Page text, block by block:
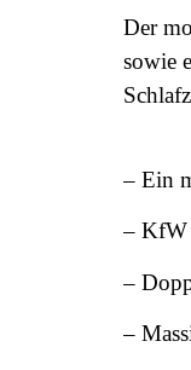
Der
sowie
– Ein
– KfW
–
–